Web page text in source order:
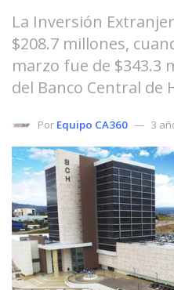
La Inversión
$208.7 millones,
marzo fue de $343.3
del Banco Central de
Por Equipo CA360 3